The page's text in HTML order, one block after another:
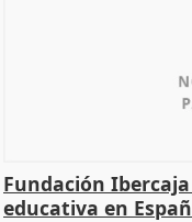
Fundación
educativa en